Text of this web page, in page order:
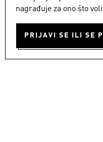
nagrađuje za ono što
NATIKAČE
€ 23.00